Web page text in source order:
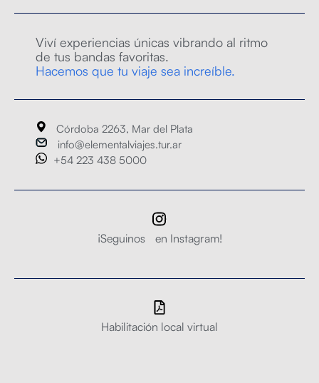
Viví experiencias únicas vibrando al ritmo
de tus bandas favoritas.
Hacemos que tu viaje sea increíble.
Córdoba 2263, Mar del Plata
info@elementalviajes.tur.ar
+54 223 438 5000
¡Seguinos en Instagram!
Habilitación local virtual